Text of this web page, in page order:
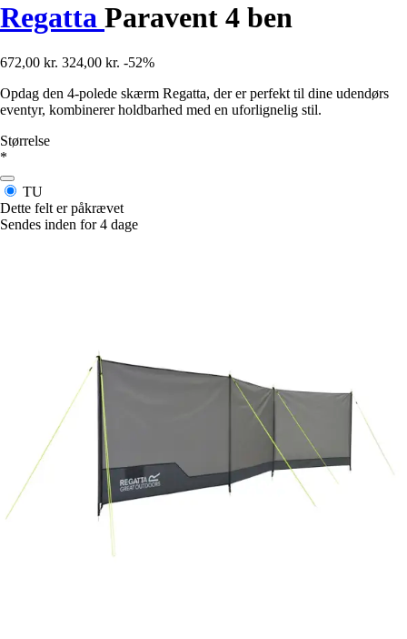
Regatta Paravent 4 ben
672,00 kr. 324,00 kr. -52%
Opdag den 4-polede skærm Regatta, der er perfekt til dine udendørs
eventyr, kombinerer holdbarhed med en uforlignelig stil.
Størrelse
*
TU
Dette felt er påkrævet
Sendes inden for 4 dage